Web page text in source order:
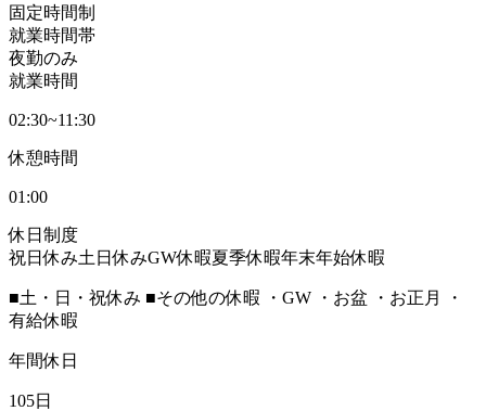
固定時間制
就業時間帯
夜勤のみ
就業時間
02:30~11:30
休憩時間
01:00
休日制度
祝日休み土日休みGW休暇夏季休暇年末年始休暇
■土・日・祝休み ■その他の休暇 ・GW ・お盆 ・お正月 ・
有給休暇
年間休日
105日